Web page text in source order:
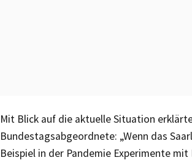
Mit Blick auf die aktuelle Situation
Bundestagsabgeordnete: „Wenn das
Beispiel in der Pandemie Experimente mit